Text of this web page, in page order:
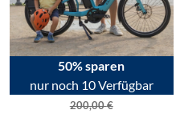
50% sparen
nur noch 10 Verfügbar
200,00€